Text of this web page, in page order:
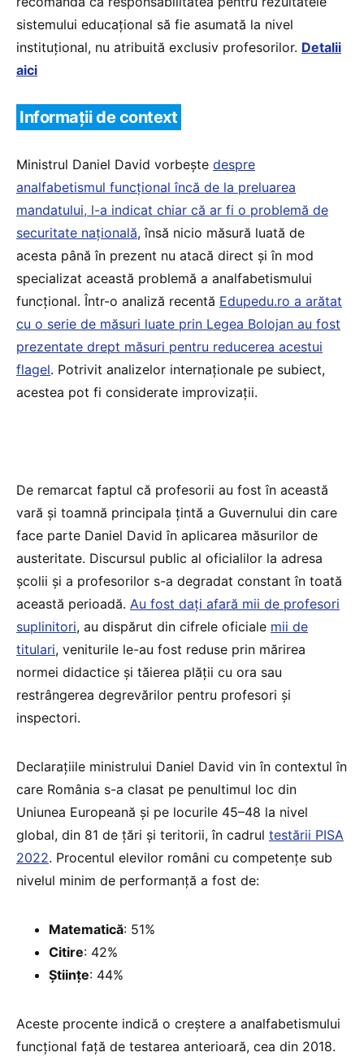
sistemului educațional să fie asumată la nivel
instituțional, nu atribuită exclusiv profesorilor. Detalii
aici
Informații de context
Ministrul Daniel David vorbește despre
analfabetismul funcțional încă de la preluarea
mandatului, l-a indicat chiar că ar fi o problemă de
securitate națională, însă nicio măsură luată de
acesta până în prezent nu atacă direct și în mod
specializat această problemă a analfabetismului
funcțional. Într-o analiză recentă Edupedu.ro a arătat
cu o serie de măsuri luate prin Legea Bolojan au fost
prezentate drept măsuri pentru reducerea acestui
flagel. Potrivit analizelor internaționale pe subiect,
acestea pot fi considerate improvizații.
De remarcat faptul că profesorii au fost în această
vară și toamnă principala țintă a Guvernului din care
face parte Daniel David în aplicarea măsurilor de
austeritate. Discursul public al oficialilor la adresa
școlii și a profesorilor s-a degradat constant în toată
această perioadă. Au fost dați afară mii de profesori
suplinitori, au dispărut din cifrele oficiale mii de
titulari, veniturile le-au fost reduse prin mărirea
normei didactice și tăierea plății cu ora sau
restrângerea degrevărilor pentru profesori și
inspectori.
Declarațiile ministrului Daniel David vin în contextul în
care România s-a clasat pe penultimul loc din
Uniunea Europeană și pe locurile 45–48 la nivel
global, din 81 de țări și teritorii, în cadrul testării PISA
2022. Procentul elevilor români cu competențe sub
nivelul minim de performanță a fost de:
Matematică: 51%
Citire: 42%
Științe: 44%
Aceste procente indică o creștere a analfabetismului
funcțional față de testarea anterioară, cea din 2018.